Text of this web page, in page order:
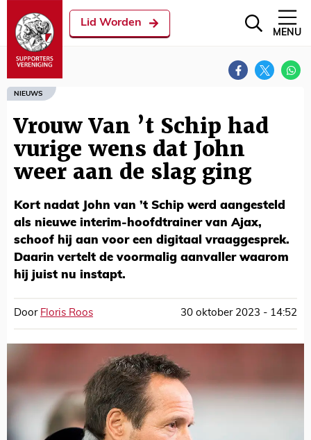
Lid Worden
MENU
NIEUWS
Vrouw Van ’t Schip had
vurige wens dat John
weer aan de slag ging
Kort nadat John van ’t Schip werd aangesteld
als nieuwe interim-hoofdtrainer van Ajax,
schoof hij aan voor een digitaal vraaggesprek.
Daarin vertelt de voormalig aanvaller waarom
hij juist nu instapt.
Door Floris Roos 30 oktober 2023 - 14:52